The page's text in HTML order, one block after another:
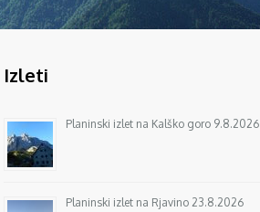
Izleti
Planinski izlet na Kalško goro 9.8.2026
Planinski izlet na Rjavino 23.8.2026